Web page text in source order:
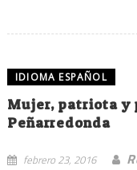
IDIOMA ESPAÑOL
Mujer, patriota y
Peñarredonda
febrero 23, 2016